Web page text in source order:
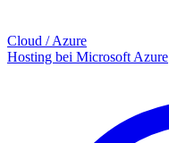
Cloud / Azure
Hosting bei Microsoft Azure